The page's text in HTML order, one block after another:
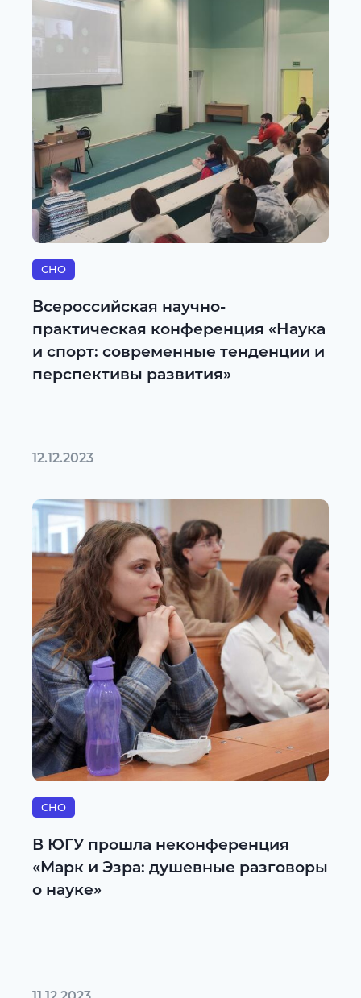
СНО
Всероссийская научно-
практическая конференция «Наука
и спорт: современные тенденции и
перспективы развития»
12.12.2023
СНО
В ЮГУ прошла неконференция
«Марк и Эзра: душевные разговоры
о науке»